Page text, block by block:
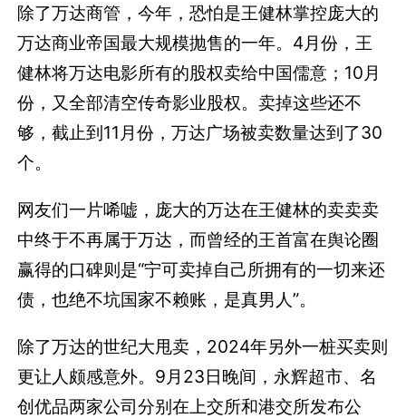
除了万达商管，今年，恐怕是王健林掌控庞大的
万达商业帝国最大规模抛售的一年。4月份，王
健林将万达电影所有的股权卖给中国儒意；10月
份，又全部清空传奇影业股权。卖掉这些还不
够，截止到11月份，万达广场被卖数量达到了30
个。
网友们一片唏嘘，庞大的万达在王健林的卖卖卖
中终于不再属于万达，而曾经的王首富在舆论圈
赢得的口碑则是“宁可卖掉自己所拥有的一切来还
债，也绝不坑国家不赖账，是真男人”。
除了万达的世纪大甩卖，2024年另外一桩买卖则
更让人颇感意外。 9月23日晚间，永辉超市、名
创优品两家公司分别在上交所和港交所发布公